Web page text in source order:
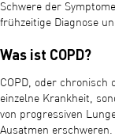
Schwere der
frühzeitige Diagnose
Was ist COPD?
COPD, oder
einzelne Krankheit,
von progressiven
Ausatmen